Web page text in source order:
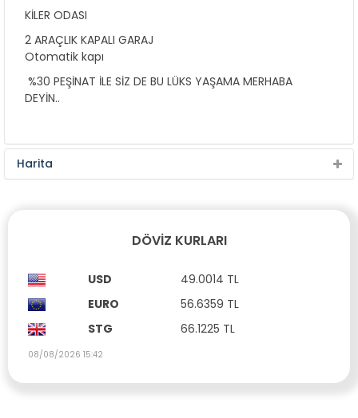
KİLER ODASI
2 ARAÇLIK KAPALI GARAJ
Otomatik kapı
%30 PEŞİNAT İLE SİZ DE BU LÜKS YAŞAMA MERHABA
DEYİN..
Harita
DÖVIZ KURLARI
USD
49.0014 TL
EURO
56.6359 TL
STG
66.1225 TL
08/08/2026 15:42